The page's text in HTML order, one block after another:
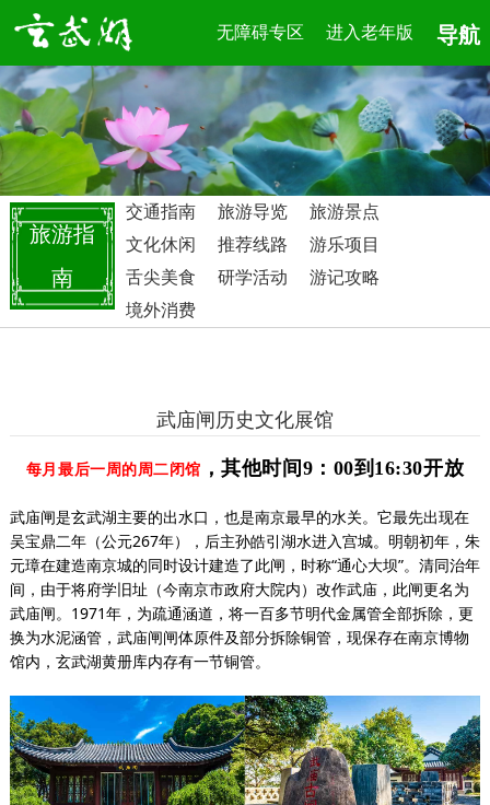
无障碍专区 进入老年版 导航
旅游指
南
交通指南 旅游导览
旅游景点
文化休闲
推荐线路
游乐项目
舌尖美食
研学活动
游记攻略
境外消费
武庙闸历史文化展馆
每月最后一周的周二闭馆 ，其他时间9：00到16:30开放
武庙闸是玄武湖主要的出水口，也是南京最早的水关。它最先出现在
吴宝鼎二年（公元267年），后主孙皓引湖水进入宫城。明朝初年，朱
元璋在建造南京城的同时设计建造了此闸，时称“通心大坝”。清同治年
间，由于将府学旧址（今南京市政府大院内）改作武庙，此闸更名为
武庙闸。1971年，为疏通涵道，将一百多节明代金属管全部拆除，更
换为水泥涵管，武庙闸闸体原件及部分拆除铜管，现保存在南京博物
馆内，玄武湖黄册库内存有一节铜管。